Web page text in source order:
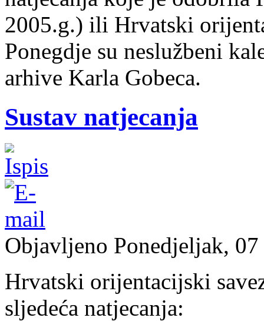
2005.g.) ili Hrvatski
Ponegdje su neslužbeni
arhive Karla Gobeca.
Sustav natjecanja
Objavljeno Ponedjeljak,
Hrvatski orijentacijski
sljedeća natjecanja: